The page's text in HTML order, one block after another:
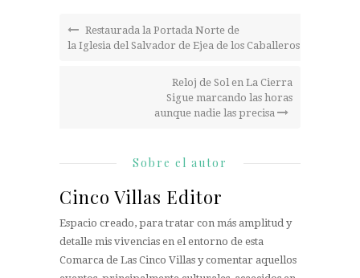
Restaurada la Portada Norte de
la Iglesia del Salvador de Ejea de los Caballeros
Reloj de Sol en La Cierra
Sigue marcando las horas
aunque nadie las precisa
Sobre el autor
Cinco Villas Editor
Espacio creado, para tratar con más amplitud y
detalle mis vivencias en el entorno de esta
Comarca de Las Cinco Villas y comentar aquellos